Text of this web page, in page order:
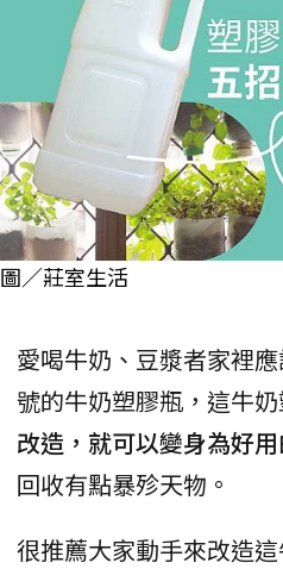
圖／莊室生活
愛喝牛奶、豆漿者家裡
號的牛奶塑膠瓶，這牛
改造，就可以變身為好
回收有點暴殄天物。
很推薦大家動手來改造